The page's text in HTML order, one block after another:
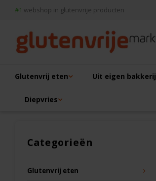
#1 webshop in glutenvrije producten
Glutenvrij eten Uit eigen bakkerij
Diepvries
Categorieën
Glutenvrij eten